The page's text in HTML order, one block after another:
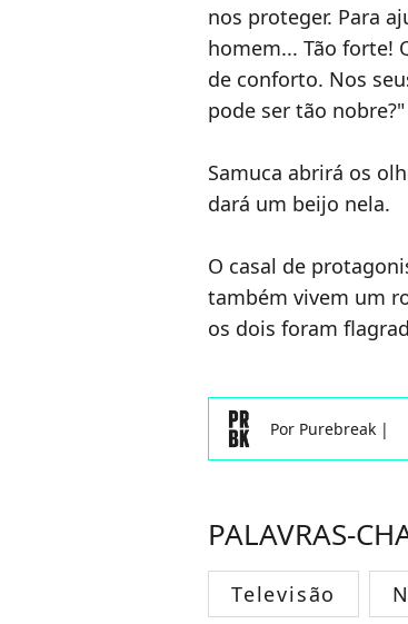
nos proteger. Para
homem... Tão forte!
de conforto. Nos
pode ser tão nobre?"
Samuca abrirá os
dará um beijo nela.
O casal de
também vivem um
os dois foram
Por Purebreak |
PALAVRAS-
Televisão